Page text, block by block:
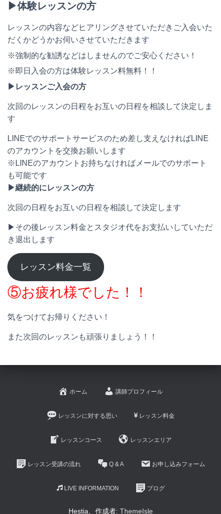
▶︎体験レッスンの方
レッスンの内容などヒアリングさせていただきご入会いた
だくかどうかお伺いさせていただきます
※強制的な勧誘などはしませんのでご安心ください！
※即日入会の方は体験レッスン料無料！！
▶︎レッスンご入会の方
次回のレッスンの日程をお互いの日程を相談して決定しま
す
LINEでのサポートサービスのため差し支えなければLINE
のアカウントを交換お願いします
※LINEのアカウントお持ちなければメールでのサポート
も可能です
▶︎継続的にレッスンの方
次回の日程をお互いの日程を相談して決定します
▶︎その後レッスン料金とスタジオ代をお支払いしていただ
き退出します
レッスン料金一覧
⑤お疲れ様でした！！
気をつけてお帰りください！
また次回のレッスンも頑張りましょう！！
ホーム 講師プロフィール
レッスンに対する思い レッスン料金
レッスンコース レッスンエリア
レッスン受講の流れ Q & A お申し込みフォーム
LIVE INFORMATION ブログ
Hestia、作成者: ThemeIsle